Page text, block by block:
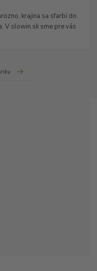
krajina sa sfarbí do
V slowin.sk sme pre vás